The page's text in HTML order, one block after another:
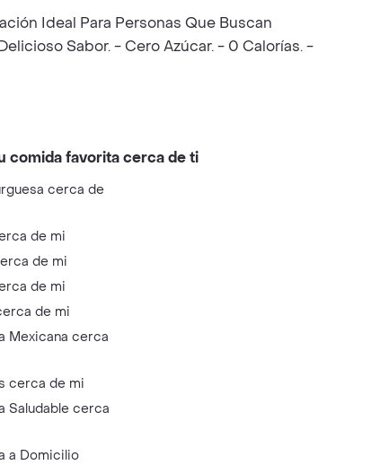
Ideal Para Personas Que Buscan
Sabor. - Cero Azúcar. - 0 Calorías. -
comida favorita cerca de ti
cerca de
de mi
de mi
de mi
de mi
Mexicana cerca
cerca de mi
Saludable cerca
a Domicilio